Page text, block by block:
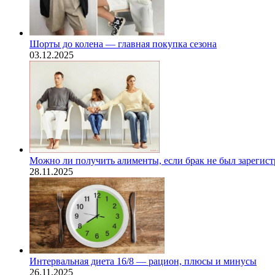
Шорты до колена — главная покупка сезона
03.12.2025
Можно ли получить алименты, если брак не был
28.11.2025
Интервальная диета 16/8 — рацион, плюсы и минусы
26.11.2025